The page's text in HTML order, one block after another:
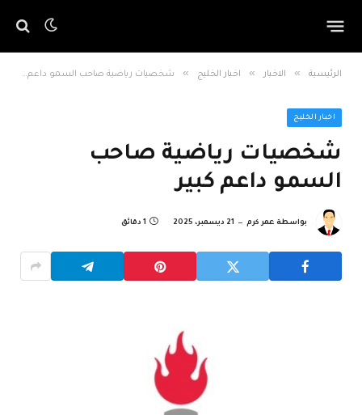
الرئيسية » الاخبار » اخبار الخليج » شخصيات رياضية صاحب السمو داعم كبير
اخبار الخليج
شخصيات رياضية صاحب
السمو داعم كبير
بواسطة عمر كرم 21 ديسمبر، 2025 1 دقائق